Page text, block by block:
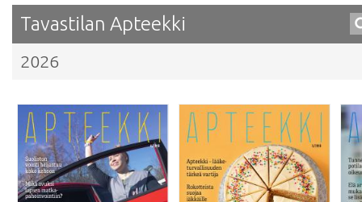
Tavastilan Apteekki
2026